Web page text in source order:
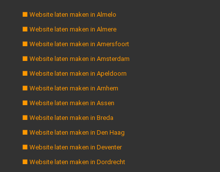
■ Website laten maken in Almelo
■ Website laten maken in Almere
■ Website laten maken in Amersfoort
■ Website laten maken in Amsterdam
■ Website laten maken in Apeldoorn
■ Website laten maken in Arnhem
■ Website laten maken in Assen
■ Website laten maken in Breda
■ Website laten maken in Den Haag
■ Website laten maken in Deventer
■ Website laten maken in Dordrecht